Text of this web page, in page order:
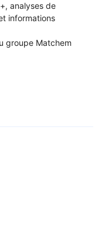
analyses de
informations
groupe Matchem